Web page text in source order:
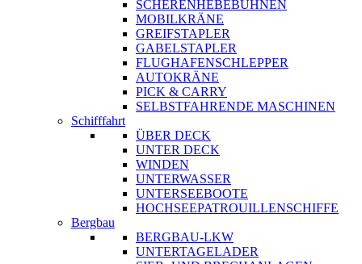
SCHERENHEBEBÜHNEN
MOBILKRÄNE
GREIFSTAPLER
GABELSTAPLER
FLUGHAFENSCHLEPPER
AUTOKRÄNE
PICK & CARRY
SELBSTFAHRENDE MASCHINEN
Schifffahrt
ÜBER DECK
UNTER DECK
WINDEN
UNTERWASSER
UNTERSEEBOOTE
HOCHSEEPATROUILLENSCHIFFE
Bergbau
BERGBAU-LKW
UNTERTAGELADER